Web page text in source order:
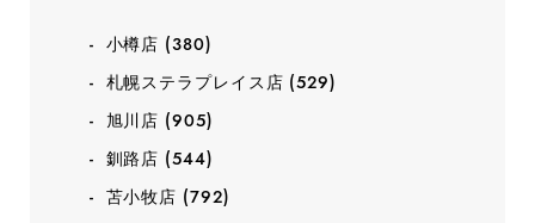
小樽店 (380)
札幌ステラプレイス店 (529)
旭川店 (905)
釧路店 (544)
苫小牧店 (792)